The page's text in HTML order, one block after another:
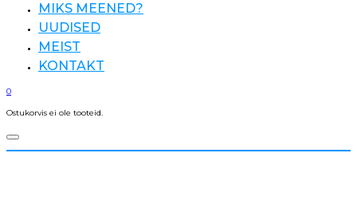
MIKS MEENED?
UUDISED
MEIST
KONTAKT
0
Ostukorvis ei ole tooteid.